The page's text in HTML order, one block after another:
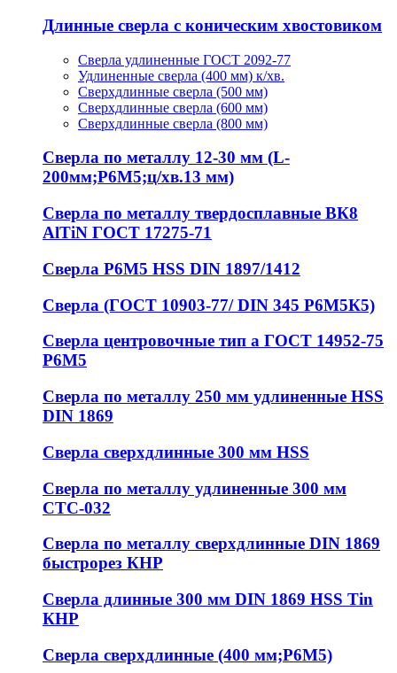
Длинные сверла с коническим хвостовиком
Сверла удлиненные ГОСТ 2092-77
Удлиненные сверла (400 мм) к/хв.
Сверхдлинные сверла (500 мм)
Сверхдлинные сверла (600 мм)
Сверхдлинные сверла (800 мм)
Сверла по металлу 12-30 мм (L-
200мм;Р6М5;ц/хв.13 мм)
Сверла по металлу твердосплавные ВК8
AlTiN ГОСТ 17275-71
Сверла Р6М5 HSS DIN 1897/1412
Сверла (ГОСТ 10903-77/ DIN 345 Р6М5К5)
Сверла центровочные тип а ГОСТ 14952-75
Р6М5
Сверла по металлу 250 мм удлиненные HSS
DIN 1869
Сверла сверхдлинные 300 мм HSS
Сверла по металлу удлиненные 300 мм
СТС-032
Сверла по металлу сверхдлинные DIN 1869
быстрорез КНР
Сверла длинные 300 мм DIN 1869 HSS Tin
КНР
Сверла сверхдлинные (400 мм;Р6М5)